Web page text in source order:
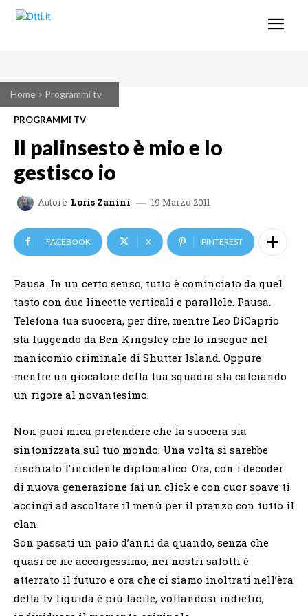
Home Programmi tv
PROGRAMMI TV
Il palinsesto è mio e lo
gestisco io
Autore Loris Zanini 19 Marzo 2011
FACEBOOK X PINTEREST
Pausa. In un certo senso, tutto è cominciato da quel
tasto con due lineette verticali e parallele. Pausa.
Telefona tua suocera, per dire, mentre Leo DiCaprio
sta fuggendo da Ben Kingsley che lo insegue nel
manicomio criminale di Shutter Island. Oppure
mentre un giocatore della tua squadra sta calciando
un rigore al novantesimo.
Non puoi mica pretendere che la suocera sia
sintonizzata sul tuo mondo. Una volta si sarebbe
rischiato l’incidente diplomatico. Ora, con i decoder
di nuova generazione fai un click e con cuor soave ti
accingi ad ascoltare il menù per il pranzo con tutto il
clan.
Son passati un paio d’anni da quando, senza che
quasi ce ne accorgessimo, nei nostri salotti è
atterrato il futuro e ora che ci siamo inoltrati nell’èra
della tv liquida è più facile, voltandosi indietro,